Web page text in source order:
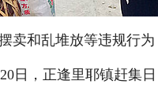
卖和乱堆放等违规行为
，正逢里耶镇赶集日